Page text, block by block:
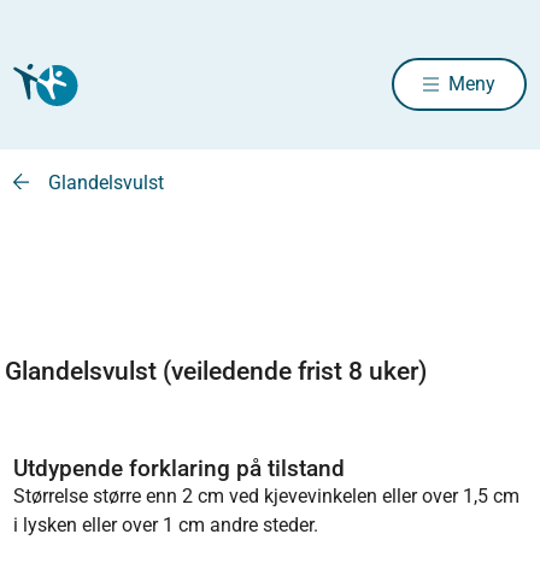
Meny
Glandelsvulst
Glandelsvulst (veiledende frist 8 uker)
Utdypende forklaring på tilstand
Størrelse større enn 2 cm ved kjevevinkelen eller over 1,5 cm
i lysken eller over 1 cm andre steder.